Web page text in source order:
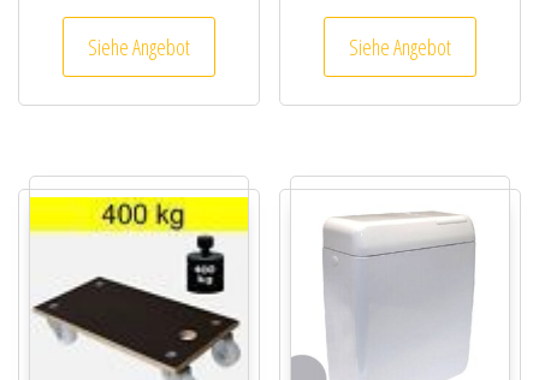
Siehe Angebot Siehe Angebot